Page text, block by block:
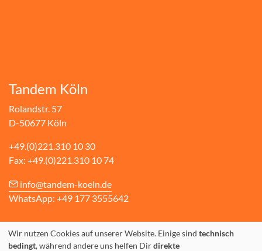
Tandem Köln
Rolandstr. 57
D-50677 Köln
+49.(0)221.310 10 30
Fax: +49.(0)221.310 10 74
info@tandem-koeln.de
WhatsApp: +49 177 3555642
Wir nutzen Cookies auf unserer Website. Einige sind technisch
bedingt, während andere uns helfen Dirdirekte